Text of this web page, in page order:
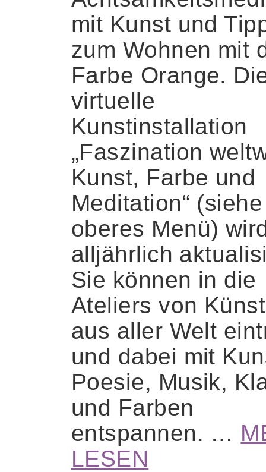
mit Kunst und
zum Wohnen mit
Farbe Orange.
virtuelle
Kunstinstallation
„Faszination
Kunst, Farbe und
Meditation“ (siehe
oberes Menü)
alljährlich
Sie können in die
Ateliers von
aus aller Welt
und dabei mit
Poesie, Musik,
und Farben
entspannen. …
LESEN